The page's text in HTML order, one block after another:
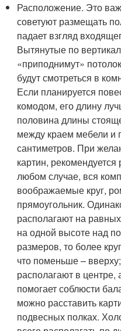
Расположение. Это
советуют размещать
падает взгляд
Вытянутые по
«приподнимут»
будут смотреться в
Если планируется
комодом, его длину
половина длины
между краем мебели и
сантиметров. При
картин,
любом случае, вся
воображаемые круг,
прямоугольник.
располагают на
на одной высоте над
размеров, то более
что поменьше –
располагают в
помогает соблюсти
можно расставить
подвесных полках.